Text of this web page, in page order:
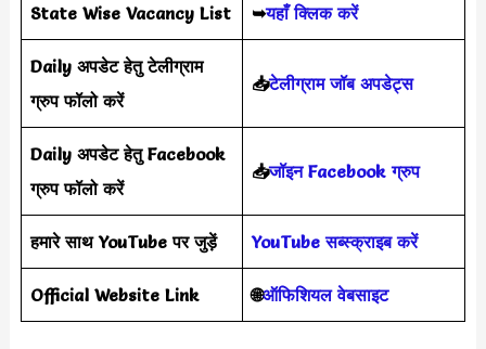
State Wise Vacancy List ➥यहाँ क्लिक करें
Daily अपडेट हेतु टेलीग्राम
ग्रुप फॉलो करें
📥टेलीग्राम जॉब अपडेट्स
Daily अपडेट हेतु Facebook
ग्रुप फॉलो करें
📥जॉइन Facebook ग्रुप
हमारे साथ YouTube पर जुड़ें YouTube सब्स्क्राइब करें
Official Website Link 🌐ऑफिशियल वेबसाइट